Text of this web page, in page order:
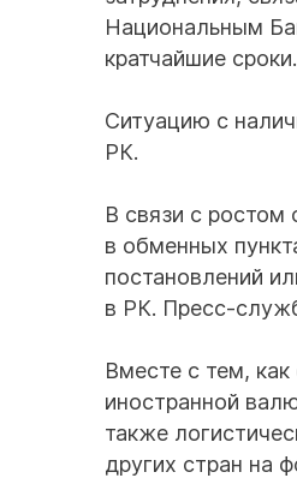
Национальным
кратчайшие
Ситуацию с
РК.
В связи с ростом
в обменных
постановлений
в РК. Пресс-
Вместе с тем,
иностранной
также
других стран на